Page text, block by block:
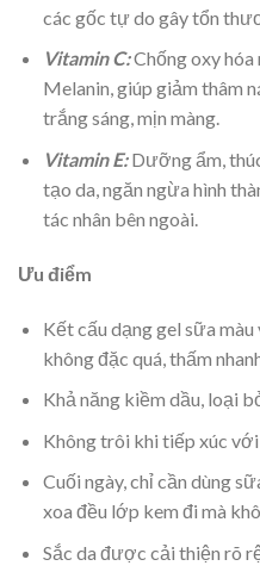
các gốc tự do gây tổn
Vitamin C:Chống oxy hóa
Melanin, giúp giảm thâm
trắng sáng, mịn màng.
Vitamin E:Dưỡng ẩm,
tạo da, ngăn ngừa hình
tác nhân bên ngoài.
Ưu điểm
Kết cấu dạng gel sữa
không đặc quá, thấm
Khả năng kiềm dầu, loại
Không trôi khi tiếp xúc
Cuối ngày, chỉ cần dùng
xoa đều lớp kem đi mà
Sắc da được cải thiện rõ